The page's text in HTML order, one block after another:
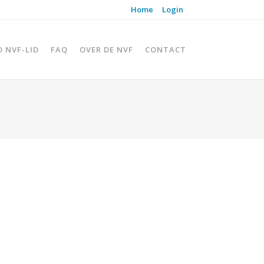
Home Login
NVF-LID FAQ OVER DE NVF CONTACT